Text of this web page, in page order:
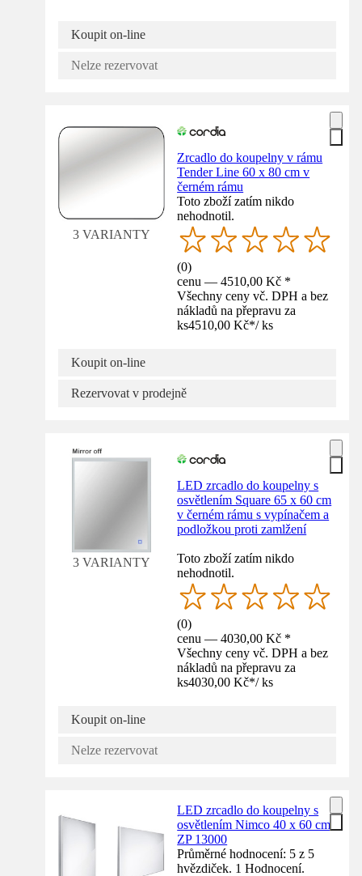
Koupit on-line
Nelze rezervovat
3 VARIANTY
Zrcadlo do koupelny v rámu
Tender Line 60 x 80 cm v
černém rámu
Toto zboží zatím nikdo
nehodnotil.
(0)
cenu — 4510,00 Kč *
Všechny ceny vč. DPH a bez
nákladů na přepravu za
ks4510,00 Kč*/ ks
Koupit on-line
Rezervovat v prodejně
3 VARIANTY
LED zrcadlo do koupelny s
osvětlením Square 65 x 60 cm
v černém rámu s vypínačem a
podložkou proti zamlžení
Toto zboží zatím nikdo
nehodnotil.
(0)
cenu — 4030,00 Kč *
Všechny ceny vč. DPH a bez
nákladů na přepravu za
ks4030,00 Kč*/ ks
Koupit on-line
Nelze rezervovat
LED zrcadlo do koupelny s
osvětlením Nimco 40 x 60 cm
ZP 13000
Průměrné hodnocení: 5 z 5
hvězdiček. 1 Hodnocení.